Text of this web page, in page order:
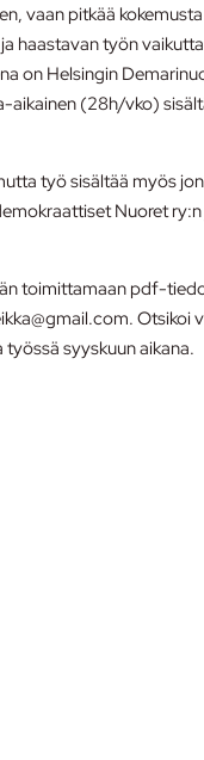
vaan pitkää
haastavan työn
on Helsingin
(28h/vko)
työ sisältää myös
Nuoret
toimittamaan pdf-
Otsikoi
syyskuun aikana.